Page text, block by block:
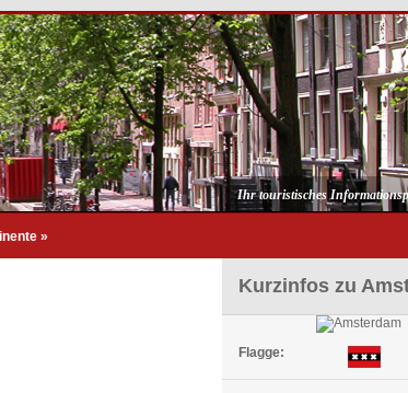
Ihr touristisches
»
Kurzinfos zu
Flagge: